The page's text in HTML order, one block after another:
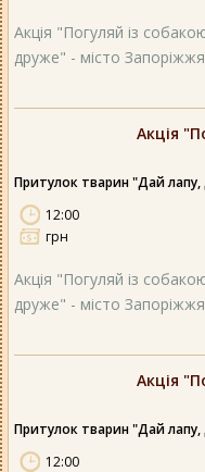
Акція "Погуляй із
друже" - місто
Акція
Притулок тварин "Дай
12:00
грн
Акція "Погуляй із
друже" - місто
Акція
Притулок тварин "Дай
12:00